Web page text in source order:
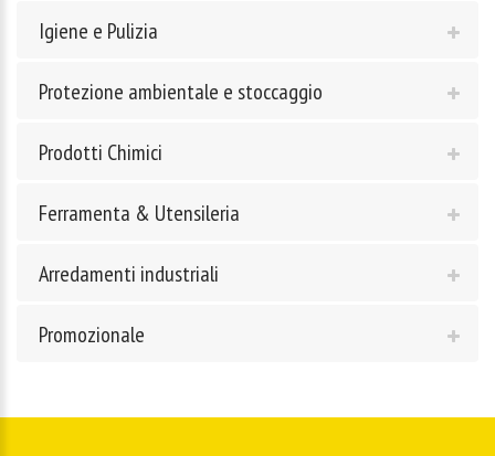
Igiene e Pulizia
Protezione ambientale e stoccaggio
Prodotti Chimici
Ferramenta & Utensileria
Arredamenti industriali
Promozionale